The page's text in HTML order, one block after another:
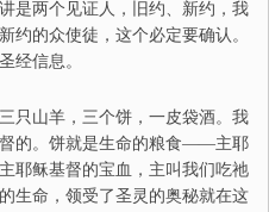
是两个见证人，旧约、新约，我
约的众使徒，这个必定要确认。
经信息。
只山羊，三个饼，一皮袋酒。我
的。饼就是生命的粮食——主耶
耶稣基督的宝血，主叫我们吃祂
生命，领受了圣灵的奥秘就在这